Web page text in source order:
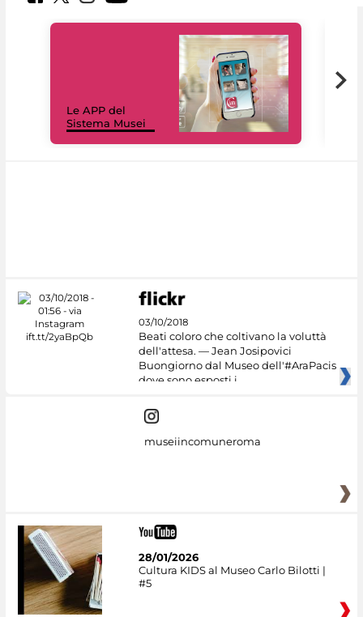
Le APP del
Sistema Musei
03/10/2018
Beati coloro che coltivano la voluttà
dell'attesa. — Jean Josipovici
Buongiorno dal Museo dell'#AraPacis
dove sono esposti i
museiincomuneroma
28/01/2026
Cultura KIDS al Museo Carlo Bilotti |
#5